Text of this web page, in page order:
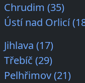
Chrudim (35)
Ústí nad Orlicí
Jihlava (17)
Třebíč (29)
Pelhřimov (21)